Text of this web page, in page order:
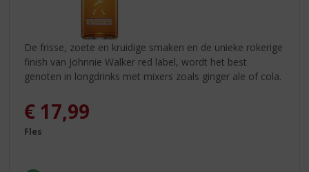
De frisse, zoete en kruidige smaken en de unieke rokerige
finish van Johnnie Walker red label, wordt het best
genoten in longdrinks met mixers zoals ginger ale of cola.
€ 17,99
Fles